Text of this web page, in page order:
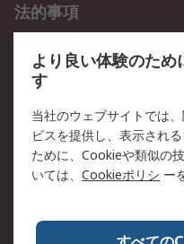
法的事項
クッキーポリシー
RSについて
会社概要
プレスリリース＆お知ら
全世界のRS
より良い体験のた
す
当社のウェブサイトでは
ビスを提供し、表示され
ために、Cookieや類似の
いては、 Cookieポリシ ー